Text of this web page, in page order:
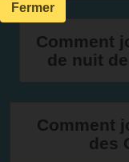
Comment
de nuit
Comment
des
Fermer